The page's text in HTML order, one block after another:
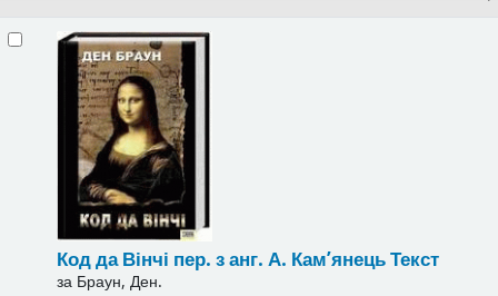
Код да Вінчі пер. з анг. А. Кам’янецьТекст
за Браун, Ден.